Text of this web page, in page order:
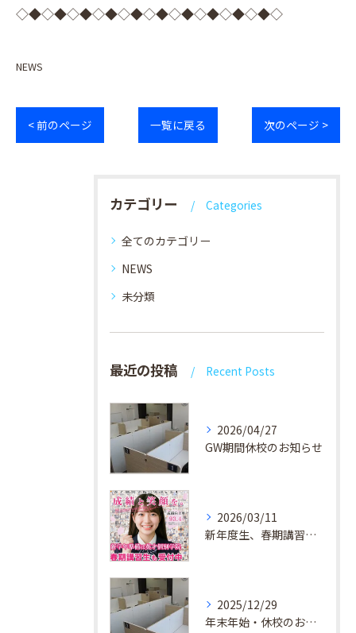
◇◆◇◆◇◆◇◆◇◆◇◆◇◆◇◆◇◆◇◆◇
NEWS
< 前のページ 一覧に戻る 次のページ >
カテゴリー Categories
全てのカテゴリー
NEWS
未分類
最近の投稿 Recent Posts
2026/04/27
GW期間休校のお知らせ
2026/03/11
新年度生、春期講習生 受付中！
2025/12/29
年末年始・休校のお知らせ